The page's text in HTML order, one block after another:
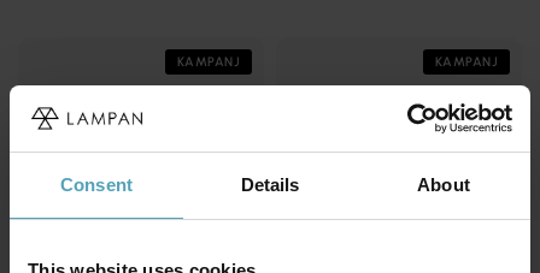
Consent Details About
KAMPANJ KAMPANJ